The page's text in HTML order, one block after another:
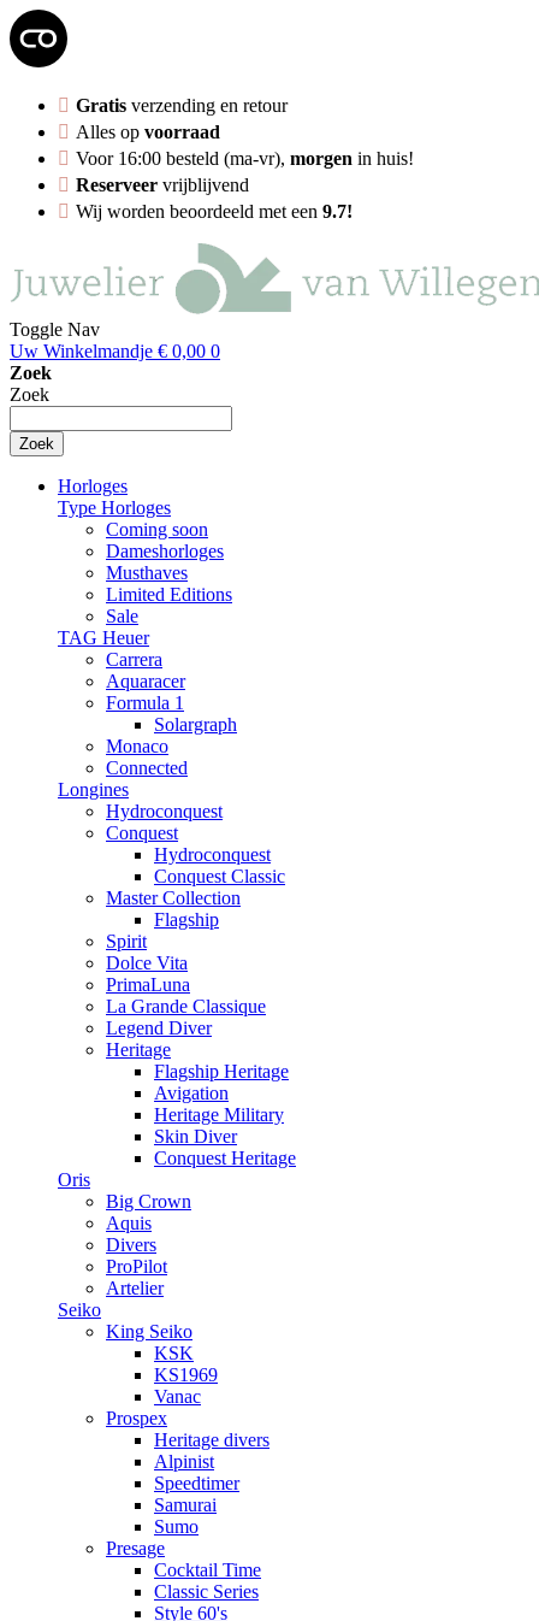
Gratis verzending en retour
Alles op voorraad
Voor 16:00 besteld (ma-vr), morgen in huis!
Reserveer vrijblijvend
Wij worden beoordeeld met een 9.7!
Toggle Nav
Uw Winkelmandje € 0,00 0
Zoek
Zoek
Zoek
Horloges
Type Horloges
Coming soon
Dameshorloges
Musthaves
Limited Editions
Sale
TAG Heuer
Carrera
Aquaracer
Formula 1
Solargraph
Monaco
Connected
Longines
Hydroconquest
Conquest
Hydroconquest
Conquest Classic
Master Collection
Flagship
Spirit
Dolce Vita
PrimaLuna
La Grande Classique
Legend Diver
Heritage
Flagship Heritage
Avigation
Heritage Military
Skin Diver
Conquest Heritage
Oris
Big Crown
Aquis
Divers
ProPilot
Artelier
Seiko
King Seiko
KSK
KS1969
Vanac
Prospex
Heritage divers
Alpinist
Speedtimer
Samurai
Sumo
Presage
Cocktail Time
Classic Series
Style 60's